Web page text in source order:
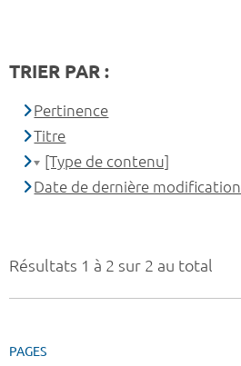
Résultats 1 à 2 sur 2 au total
PAGES
TRIER PAR :
Pertinence
Titre
[Type de contenu]
Date de dernière modification